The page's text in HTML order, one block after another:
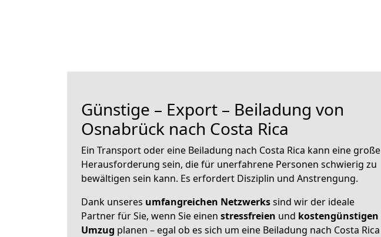
Günstige – Export – Beiladung von
Osnabrück nach Costa Rica
Ein Transport oder eine Beiladung nach Costa Rica kann eine große
Herausforderung sein, die für unerfahrene Personen schwierig zu
bewältigen sein kann. Es erfordert Disziplin und Anstrengung.
Dank unseres umfangreichen Netzwerkssind wir der ideale
Partner für Sie, wenn Sie einen stressfreien und kostengünstigen
Umzug planen – egal ob es sich um eine Beiladung nach Costa Rica